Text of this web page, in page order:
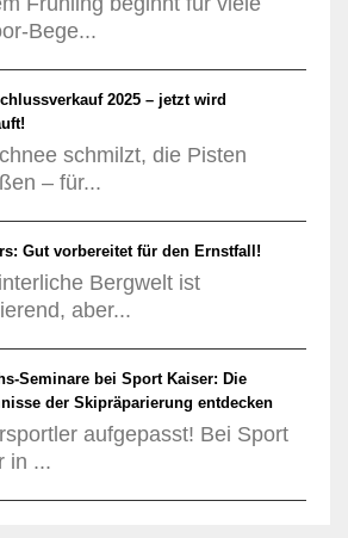
Bege...
2025 – jetzt wird
schmilzt, die Pisten
– für...
Gut vorbereitet für den Ernstfall!
Bergwelt ist
aber...
Seminare bei Sport Kaiser: Die
der Skipräparierung entdecken
aufgepasst! Bei Sport
in ...